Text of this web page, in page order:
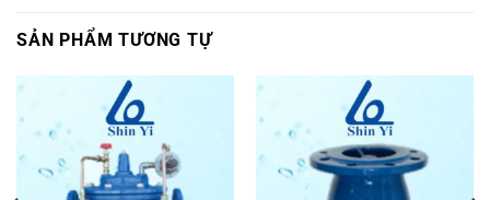
SẢN PHẨM TƯƠNG TỰ